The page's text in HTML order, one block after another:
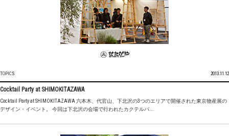
TOPICS 2013.11.12
Cocktail Party at SHIMOKITAZAWA
Cocktail Party at SHIMOKITAZAWA 六本木、代官山、下北沢の3つのエリアで開催された東京物産展の
デザイン・イベント。 今回は下北沢の会場で行われたカクテルパ...